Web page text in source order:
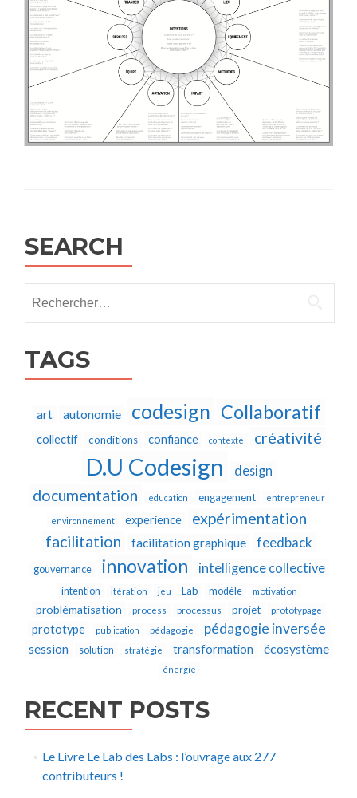
SEARCH
TAGS
art autonomie codesign Collaboratif
collectif conditions confiance contexte créativité
D.U Codesign design
documentation education engagement entrepreneur
environnement experience
expérimentation
facilitation
facilitation graphique feedback
gouvernance innovation intelligence collective
intention itération jeu Lab modèle motivation
problématisation process processus projet prototypage
prototype publication pédagogie pédagogie inversée
session solution stratégie transformation écosystème
énergie
RECENT POSTS
Le Livre Le Lab des Labs : l’ouvrage aux 277
contributeurs !